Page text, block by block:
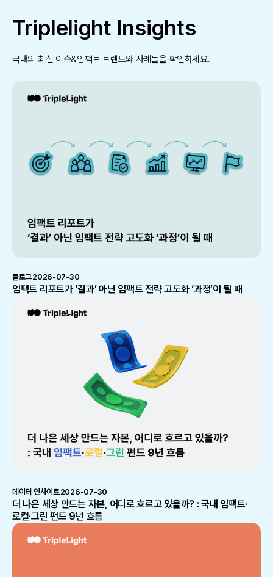
Triplelight Insights
국내외 최신 이슈&임팩트 트렌드와 사례들을 확인하세요.
블로그2026-07-30
임팩트 리포트가 ‘결과’ 아닌 임팩트 전략 고도화 ‘과정’이 될 때
데이터 인사이트2026-07-30
더 나은 세상 만드는 자본, 어디로 흐르고 있을까? : 국내 임팩트·
로컬·그린 펀드 9년 흐름